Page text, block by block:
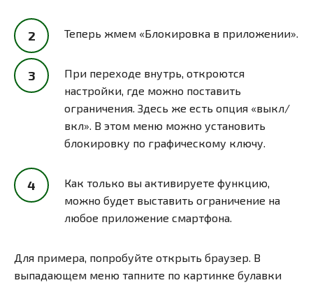
Теперь жмем «Блокировка в приложении».
При переходе внутрь, откроются
настройки, где можно поставить
ограничения. Здесь же есть опция «выкл/
вкл». В этом меню можно установить
блокировку по графическому ключу.
Как только вы активируете функцию,
можно будет выставить ограничение на
любое приложение смартфона.
Для примера, попробуйте открыть браузер. В
выпадающем меню тапните по картинке булавки